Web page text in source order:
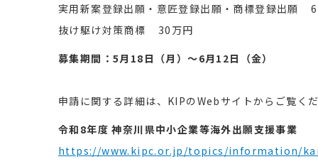
実用新案登録出願・意匠登録出願・商標登録出願
抜け駆け対策商標 30万円
募集期間：5月18日（月）～6月12日（金）
申請に関する詳細は、KIPのWebサイトからご覧くだ
令和8年度 神奈川県中小企業等海外出願支援事業
https://www.kipc.or.jp/topics/information/